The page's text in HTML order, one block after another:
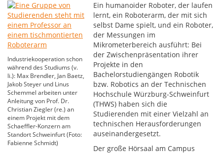
Industriekooperation schon
während des Studiums (v.
li.): Max Brendler, Jan Baetz,
Jakob Steyer und Linus
Schemmel arbeiten unter
Anleitung von Prof. Dr.
Christian Ziegler (re.) an
einem Projekt mit dem
Schaeffler-Konzern am
Standort Schweinfurt (Foto:
Fabienne Schmidt)
Ein humanoider Roboter, der laufen
lernt, ein Roboterarm, der mit sich
selbst Dame spielt, und ein Roboter,
der Messungen im
Mikrometerbereich ausführt: Bei
der Zwischenpräsentation ihrer
Projekte in den
Bachelorstudiengängen Robotik
bzw. Robotics an der Technischen
Hochschule Würzburg-Schweinfurt
(THWS) haben sich die
Studierenden mit einer Vielzahl an
technischen Herausforderungen
auseinandergesetzt.
Der große Hörsaal am Campus